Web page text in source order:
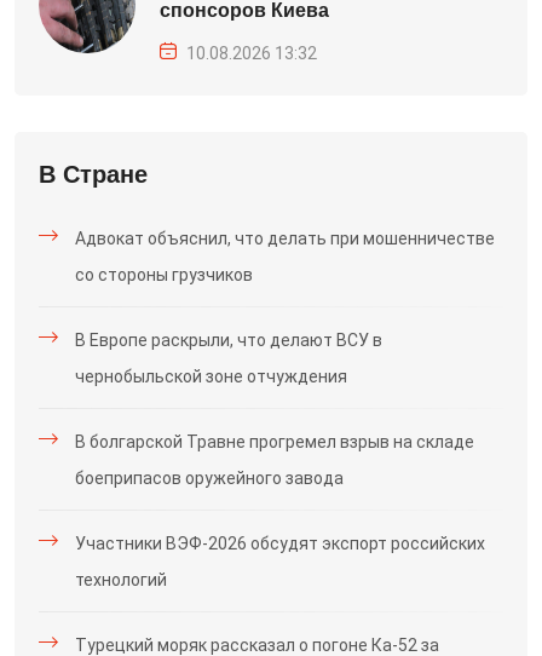
спонсоров Киева
10.08.2026 13:32
В Стране
Адвокат объяснил, что делать при мошенничестве
со стороны грузчиков
В Европе раскрыли, что делают ВСУ в
чернобыльской зоне отчуждения
В болгарской Травне прогремел взрыв на складе
боеприпасов оружейного завода
Участники ВЭФ-2026 обсудят экспорт российских
технологий
Турецкий моряк рассказал о погоне Ка-52 за